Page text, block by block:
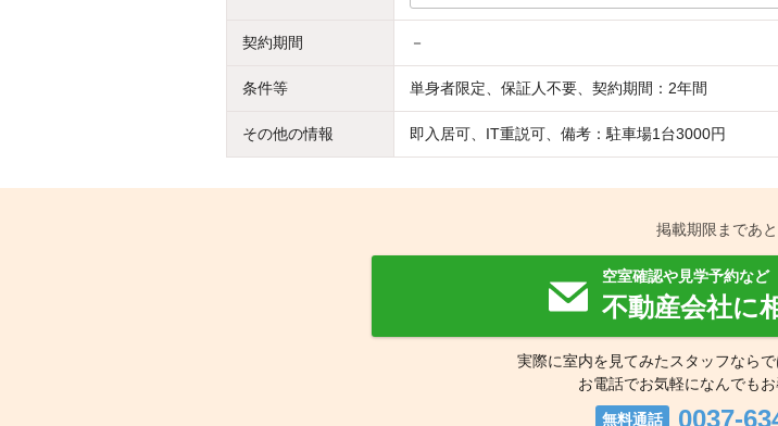
契約期間 －
条件等 単身者限定、保証人不要、契約期間：2年間
その他の情報 即入居可、IT重説可、備考：駐車場1台3000円
掲載期限まであと
空室確認や見学予約など
不動産会社に
実際に室内を見てみたスタッフなら
お電話でお気軽になんでもお
無料通話 0037-